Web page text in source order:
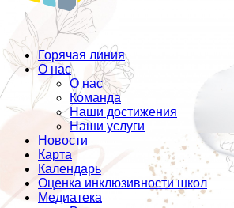
Горячая линия
О нас
О нас
Команда
Наши достижения
Наши услуги
Новости
Карта
Календарь
Оценка инклюзивности школ
Медиатека